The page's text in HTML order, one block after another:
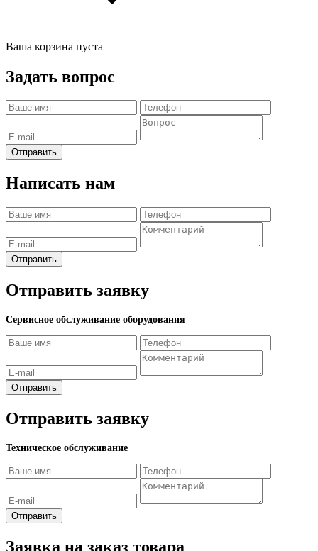
Ваша корзина пуста
Задать вопрос
Отправить
Написать нам
Отправить
Отправить заявку
Сервисное обслуживание оборудования
Отправить
Отправить заявку
Техническое обслуживание
Отправить
Заявка на заказ товара